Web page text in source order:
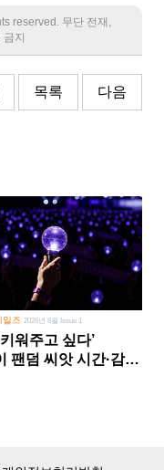
reserved. 무단 전재,
지
목록 다음
일즈 2026년 8월 Issue 1
워주고 싶다’
팬덤 씨앗 시간·감정